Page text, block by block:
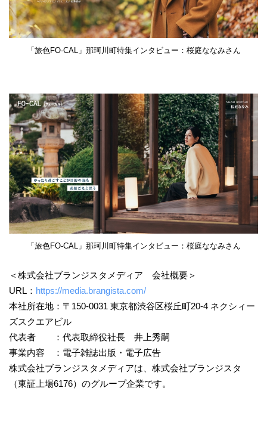
「旅色FO-CAL」那珂川町特集インタビュー：桜庭ななみさん
「旅色FO-CAL」那珂川町特集インタビュー：桜庭ななみさん
＜株式会社ブランジスタメディア 会社概要＞
URL： https://media.brangista.com/
本社所在地：〒150-0031 東京都渋谷区桜丘町20-4 ネクシィー
ズスクエアビル
代表者 ：代表取締役社長 井上秀嗣
事業内容 ：電子雑誌出版・電子広告
株式会社ブランジスタメディアは、株式会社ブランジスタ
（東証上場6176）のグループ企業です。